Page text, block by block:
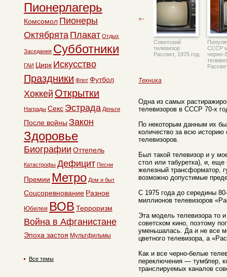
Советский
телевизор
Рассвет, 1975 год
СССР
черно-
Техника
Одна из самых
телевизоров в СССР 70-х
По некоторым данным их
количество за всю историю
телевизоров.
Был такой телевизор и у
стол или табуретка), и,
железный трансформатор,
возможно допустимые
С 1975 года до середины
миллионов телевизоров
Эта модель телевизора то
советском кино, поэтому
уменьшалась. Да и не все
цветного телевизора, а
Как и все черно-белые
переключения — тумблер,
транслируемых каналов
Пионерлагерь
Комсомол Пионеры
Октябрята Плакат Отдых
Заседания Субботники
ГАИ Цирк Искусство
Праздники Флот Футбол
Хоккей Открытки
Награды Секс Эстрада Деньги
После войны Закон
Здоровье
Биографии Оттепель
Катастрофы Дефицит Песни
Премии Метро Дом и быт
Соцсоревнование Разное
Юбилеи ВОВ Терроризм
Война в Афганистане
Эпоха застоя Мультфильмы
Все темы